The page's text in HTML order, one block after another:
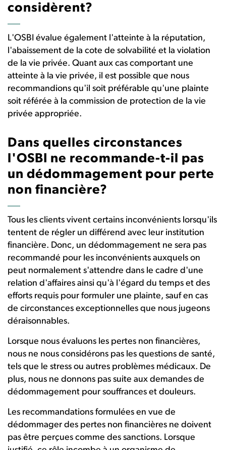
considèrent?
L'OSBI évalue également l'atteinte à la réputation,
l'abaissement de la cote de solvabilité et la violation
de la vie privée. Quant aux cas comportant une
atteinte à la vie privée, il est possible que nous
recommandions qu'il soit préférable qu'une plainte
soit référée à la commission de protection de la vie
privée appropriée.
Dans quelles circonstances
l'OSBI ne recommande-t-il pas
un dédommagement pour perte
non financière?
Tous les clients vivent certains inconvénients lorsqu'ils
tentent de régler un différend avec leur institution
financière. Donc, un dédommagement ne sera pas
recommandé pour les inconvénients auxquels on
peut normalement s'attendre dans le cadre d'une
relation d'affaires ainsi qu'à l'égard du temps et des
efforts requis pour formuler une plainte, sauf en cas
de circonstances exceptionnelles que nous jugeons
déraisonnables.
Lorsque nous évaluons les pertes non financières,
nous ne nous considérons pas les questions de santé,
tels que le stress ou autres problèmes médicaux. De
plus, nous ne donnons pas suite aux demandes de
dédommagement pour souffrances et douleurs.
Les recommandations formulées en vue de
dédommager des pertes non financières ne doivent
pas être perçues comme des sanctions. Lorsque